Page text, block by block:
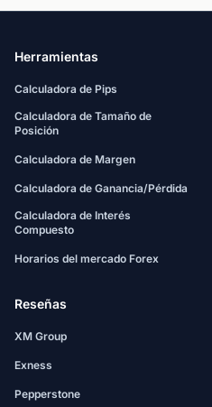
Herramientas
Calculadora de Pips
Calculadora de Tamaño de
Posición
Calculadora de Margen
Calculadora de Ganancia/Pérdida
Calculadora de Interés
Compuesto
Horarios del mercado Forex
Reseñas
XM Group
Exness
Pepperstone